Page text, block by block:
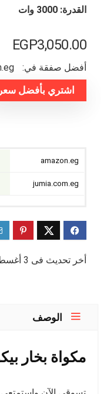
القدرة: 3000 وات
EGP3,050.00
أفضل صفقة في:
اشتري بأفضل سعر
أخر تحديث فى 3 أغسطس، 2026 6:45 م
الوصف
مكواة بخار بيكو 3000